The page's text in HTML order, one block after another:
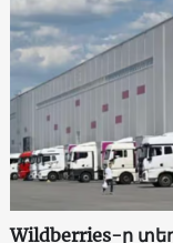
Wildberries-ը